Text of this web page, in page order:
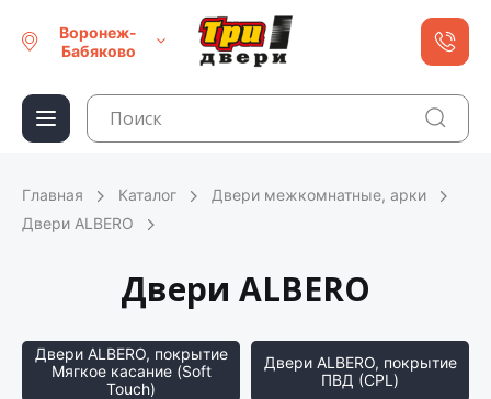
Воронеж-
Бабяково
Главная Каталог
Двери межкомнатные, арки
Двери ALBERO
Двери ALBERO
Двери ALBERO, покрытие
Мягкое касание (Soft
Touch)
Двери ALBERO, покрытие
ПВД (CPL)